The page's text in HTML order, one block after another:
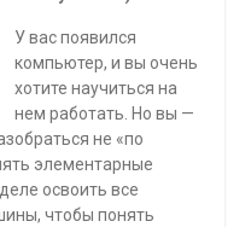
У вас появился
компьютер, и вы очень
хотите научиться на
нем работать. Но вы —
не «по
элементарные
освоить все
чтобы понять